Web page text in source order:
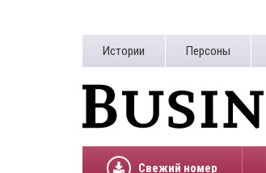
Истории Персоны
Свежий номер